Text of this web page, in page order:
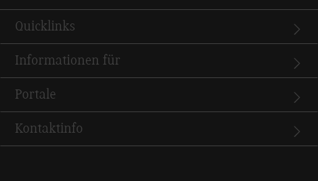
Quicklinks
Informationen für
Portale
Kontaktinfo